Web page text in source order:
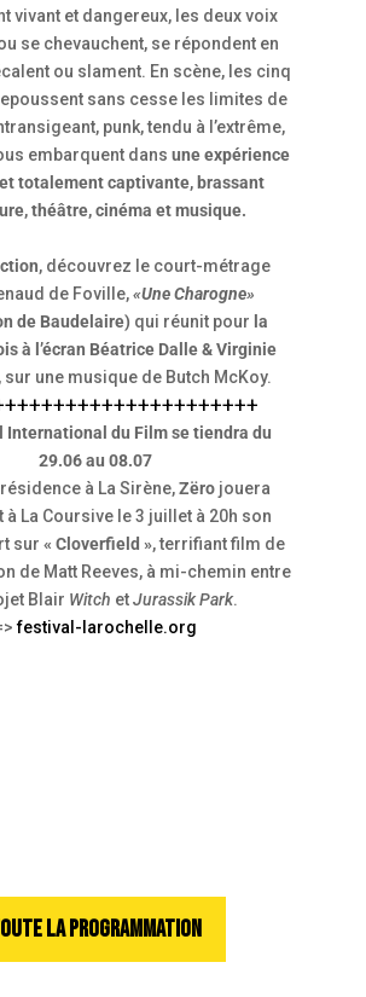
vivant et dangereux, les deux voix
se chevauchent, se répondent en
ou slament. En scène, les cinq
sans cesse les limites de
punk, tendu à l’extrême,
embarquent dans une expérience
totalement captivante, brassant
théâtre, cinéma et musique.
découvrez le court-métrage
de Foville,«Une Charogne»
de Baudelaire) qui réunit pour la
à l’écran Béatrice Dalle & Virginie
sur une musique de Butch McKoy.
International du Film se tiendra du
29.06 au 08.07
à La Sirène,Zëro jouera
à La Coursive le 3 juillet à 20h son
sur « Cloverfield », terrifiant film de
de Matt Reeves, à mi-chemin entre
Blair Witch etJurassik Park.
festival-larochelle.org
LA PROGRAMMATION